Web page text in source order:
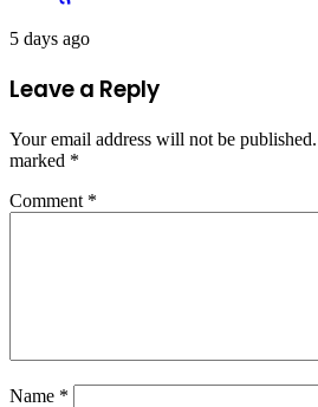
5 days ago
Leave a Reply
Your email address will not be published.
marked *
Comment *
Name *